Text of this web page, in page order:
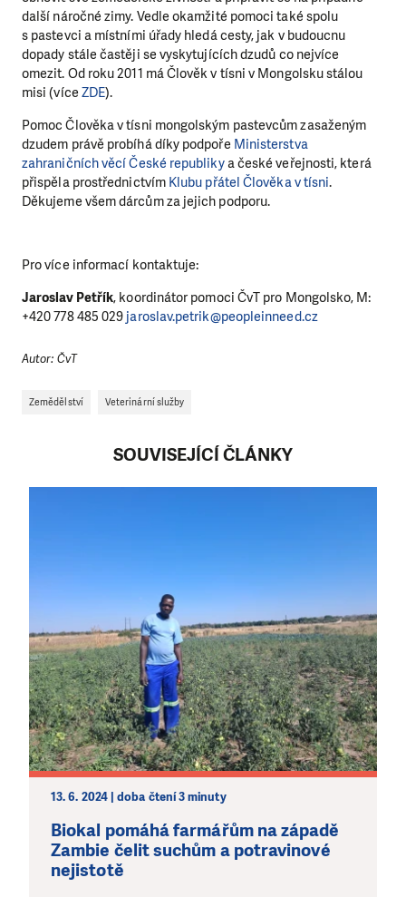
další náročné zimy. Vedle okamžité pomoci také spolu
s pastevci a místními úřady hledá cesty, jak v budoucnu
dopady stále častěji se vyskytujících dzudů co nejvíce
omezit. Od roku 2011 má Člověk v tísni v Mongolsku stálou
misi (více ZDE).
Pomoc Člověka v tísni mongolským pastevcům zasaženým
dzudem právě probíhá díky podpoře Ministerstva
zahraničních věcí České republikya české veřejnosti, která
přispěla prostřednictvím Klubu přátel Člověka v tísni.
Děkujeme všem dárcům za jejich podporu.
Pro více informací kontaktuje:
Jaroslav Petřík, koordinátor pomoci ČvT pro Mongolsko, M:
+420 778 485 029 jaroslav.petrik@peopleinneed.cz
Autor: ČvT
Zemědělství Veterinární služby
SOUVISEJÍCÍ ČLÁNKY
13. 6. 2024 | doba čtení 3 minuty
Biokal pomáhá farmářům na západě
Zambie čelit suchům a potravinové
nejistotě
LÍBÍ SE VÁM, CO DĚLÁME?
PODPOŘTE NÁS!
Abychom mohli pomáhat smysluplně, neobejdeme se
jedním darem nebo se stanete pravidelným dárcem
kde je to nejvíce potřeba.
DAROVAT DAROVAT PRAVIDELNĚ